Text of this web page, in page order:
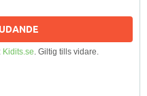
Kidits.se. Giltig tills vidare.